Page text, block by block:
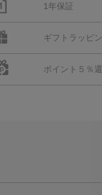
1年保証
ギフトラッピ
ポイント５％